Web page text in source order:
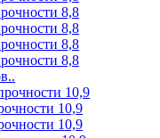
8,8
8,8
8,8
8,8
10,9
10,9
10,9